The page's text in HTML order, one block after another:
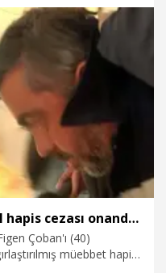
Müzik tarafından elden
düşünüyorum. Abim
doların bir gün şirket
Yeliz Kaya'nın hesabına
gönderdim" dedi.
Figen'i öldüren eşinin 24 yıl hapis cezası onandı, kayınbiraderi ise tahliye edildi
Çoban'ı (40)
müebbet hapis